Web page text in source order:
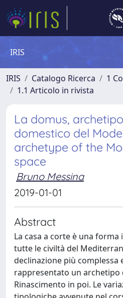
IRIS
IRIS Catalogo Ricerca
1
1.1 Articolo in rivista
La domus,
domestico del
archetype of the
space
Bruno Messina
2019-01-01
Abstract
La casa a corte è una
tutte le civiltà del
declinazione più complessa
rappresentato un
Rinascimento in poi. Le